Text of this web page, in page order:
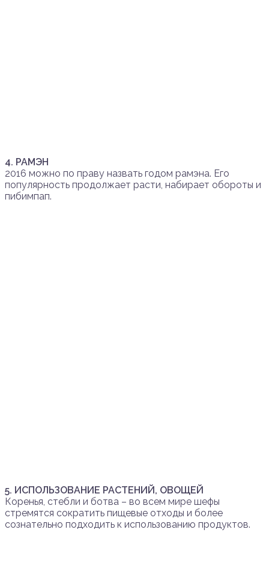
4. РАМЭН
2016 можно по праву назвать годом рамэна. Его
популярность продолжает расти, набирает обороты и
пибимпап.
5. ИСПОЛЬЗОВАНИЕ РАСТЕНИЙ, ОВОЩЕЙ
Коренья, стебли и ботва – во всем мире шефы
стремятся сократить пищевые отходы и более
сознательно подходить к использованию продуктов.